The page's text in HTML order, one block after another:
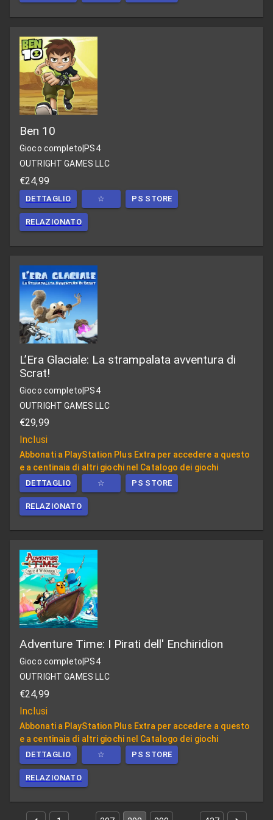
Ben 10
Gioco completo PS4
OUTRIGHT GAMES LLC
€24,99
DETTAGLIO ☆ PS STORE
RELAZIONATO
L’Era Glaciale: La strampalata avventura di
Scrat!
Gioco completo PS4
OUTRIGHT GAMES LLC
€29,99
Inclusi
Abbonati a PlayStation Plus Extra per accedere a questo
e a centinaia di altri giochi nel Catalogo dei giochi
DETTAGLIO ☆ PS STORE
RELAZIONATO
Adventure Time: I Pirati dell' Enchiridion
Gioco completo PS4
OUTRIGHT GAMES LLC
€24,99
Inclusi
Abbonati a PlayStation Plus Extra per accedere a questo
e a centinaia di altri giochi nel Catalogo dei giochi
DETTAGLIO ☆ PS STORE
RELAZIONATO